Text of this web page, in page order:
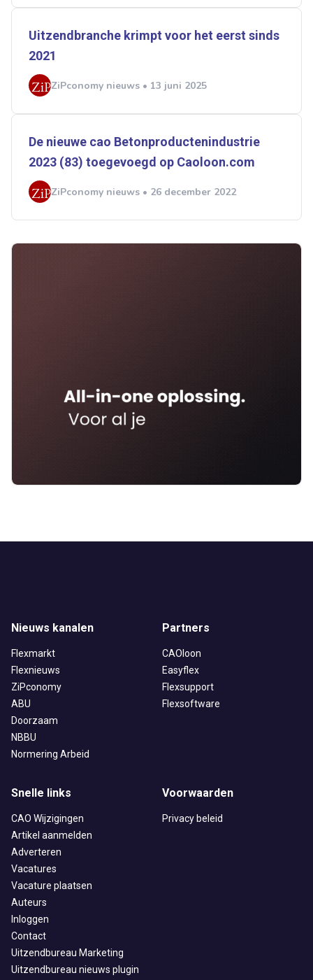
Uitzendbranche krimpt voor het eerst sinds
2021
ZiPconomy nieuws • 13 juni 2025
De nieuwe cao Betonproductenindustrie
2023 (83) toegevoegd op Caoloon.com
ZiPconomy nieuws • 26 december 2022
Nieuws kanalen
Flexmarkt
Flexnieuws
ZiPconomy
ABU
Doorzaam
NBBU
Normering Arbeid
Partners
CAOloon
Easyflex
Flexsupport
Flexsoftware
Snelle links
CAO Wijzigingen
Artikel aanmelden
Adverteren
Vacatures
Vacature plaatsen
Auteurs
Inloggen
Contact
Uitzendbureau Marketing
Uitzendbureau nieuws plugin
Voorwaarden
Privacy beleid